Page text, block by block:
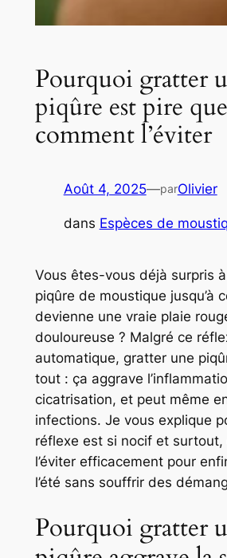
Pourquoi gratter
piqûre est pire
comment l’éviter
Août 4, 2025—parOlivier
dans Espèces de
Vous êtes-vous déjà surpris
piqûre de moustique jusqu’à
devienne une vraie plaie
douloureuse ? Malgré ce
automatique, gratter une
tout: ça aggrave
cicatrisation, et peut même
infections. Je vous explique
réflexe est si nocif et surtout,
l’éviter efficacementpour
l’été sans souffrir des
Pourquoi gratter